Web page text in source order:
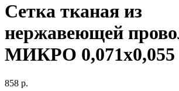
Сетка тканая из
нержавеющей
МИКРО 0,071х0,055
858 р.